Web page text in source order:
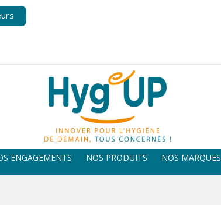
ENGAGEMENTS NOS PRODUITS NOS MARQUES